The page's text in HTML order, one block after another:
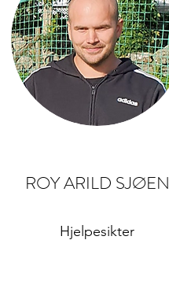
ROY ARILD SJØEN
Hjelpesikter